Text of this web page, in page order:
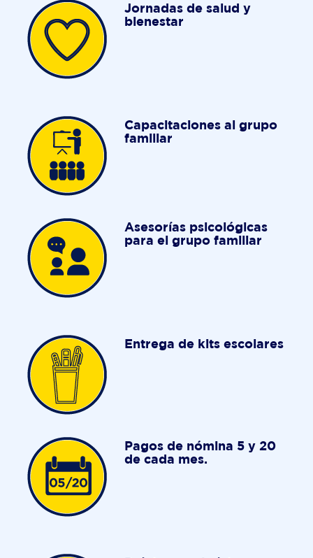
Jornadas de salud y
bienestar
Capacitaciones al grupo
familiar
Asesorías psicológicas
para el grupo familiar
Entrega de kits escolares
Pagos de nómina 5 y 20
de cada mes.